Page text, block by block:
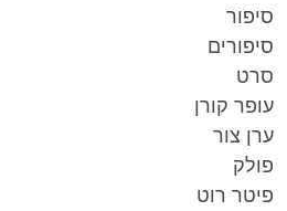
סיפור
סיפורים
סרט
עופר קורן
ערן צור
פולק
פיטר רוט